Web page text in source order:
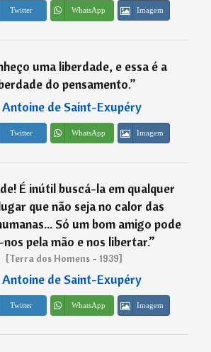
Twitter WhatsApp Imagem
uma liberdade, e essa é a
do pensamento.”
Antoine de Saint-Exupéry
Twitter WhatsApp Imagem
É inútil buscá-la em qualquer
que não seja no calor das
Só um bom amigo pode
pela mão e nos libertar.”
[Terra dos Homens - 1939]
Antoine de Saint-Exupéry
Twitter WhatsApp Imagem